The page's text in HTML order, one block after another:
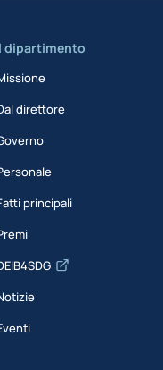
dipartimento
direttore
principali